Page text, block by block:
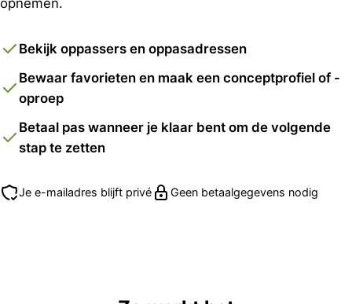
Bekijk oppassers en oppasadressen
Bewaar favorieten en maak een conceptprofiel of -
oproep
Betaal pas wanneer je klaar bent om de volgende
stap te zetten
Je e-mailadres blijft privé Geen betaalgegevens nodig